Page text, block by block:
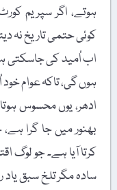
ہوتے، اگر سپریم
کوئی حتمی تاریخ نہ
اب اُمید کی جاسکتی
ہوں گی، تاکہ عوام خود
ادھر، یوں محسوس
بھنور میں جا گرا
کرتا آیا ہے۔ جو لوگ
سادہ مگر تلخ سبق